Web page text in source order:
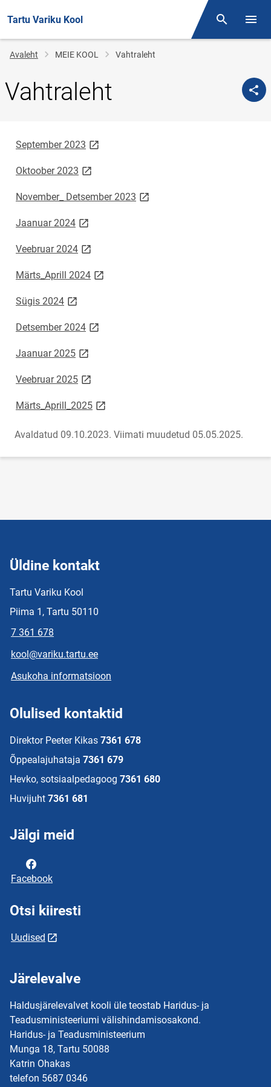
Tartu Variku Kool Otsing
Jälglink
Avaleht MEIE KOOL Vahtraleht
Vahtraleht
September 2023 link opens on new page
Oktoober 2023 link opens on new page
November_ Detsember 2023 link opens on new page
Jaanuar 2024 link opens on new page
Veebruar 2024 link opens on new page
Märts_Aprill 2024 link opens on new page
Sügis 2024 link opens on new page
Detsember 2024 link opens on new page
Jaanuar 2025 link opens on new page
Veebruar 2025 link opens on new page
Märts_Aprill_2025 link opens on new page
Avaldatud 09.10.2023. Viimati muudetud 05.05.2025.
Üldine kontakt
Tartu Variku Kool
Piima 1, Tartu 50110
7 361 678
kool@variku.tartu.ee
Asukoha informatsioon
Olulised kontaktid
Direktor Peeter Kikas 7361 678
Õppealajuhataja 7361 679
Hevko, sotsiaalpedagoog 7361 680
Huvijuht 7361 681
Jälgi meid
Facebook
Otsi kiiresti
Uudised
Järelevalve
Haldusjärelevalvet kooli üle teostab Haridus- ja
Teadusministeeriumi välishindamisosakond.
Haridus- ja Teadusministeerium
Munga 18, Tartu 50088
Katrin Ohakas
telefon 5687 0346